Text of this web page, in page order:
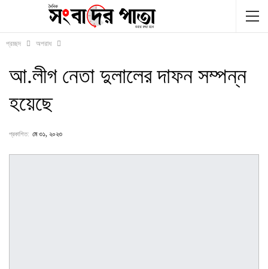
প্রচ্ছদ অপরাধ
আ.লীগ নেতা দুলালের দাফন সম্পন্ন
হয়েছে
প্রকাশিত: মে ৩১, ২০২৩